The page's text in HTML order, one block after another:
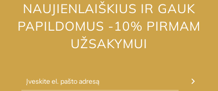
NAUJIENLAIŠKIUS IR GAUK
PAPILDOMUS -10% PIRMAM
UŽSAKYMUI